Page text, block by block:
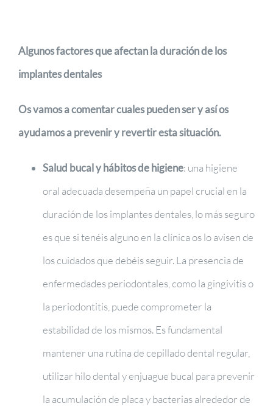
Algunos factores que afectan la duración de los
implantes dentales
Os vamos a comentar cuales pueden ser y así os
ayudamos a prevenir y revertir esta situación.
Salud bucal y hábitos de higiene: una higiene
oral adecuada desempeña un papel crucial en la
duración de los implantes dentales, lo más seguro
es que si tenéis alguno en la clínica os lo avisen de
los cuidados que debéis seguir. La presencia de
enfermedades periodontales, como la gingivitis o
la periodontitis, puede comprometer la
estabilidad de los mismos. Es fundamental
mantener una rutina de cepillado dental regular,
utilizar hilo dental y enjuague bucal para prevenir
la acumulación de placa y bacterias alrededor de